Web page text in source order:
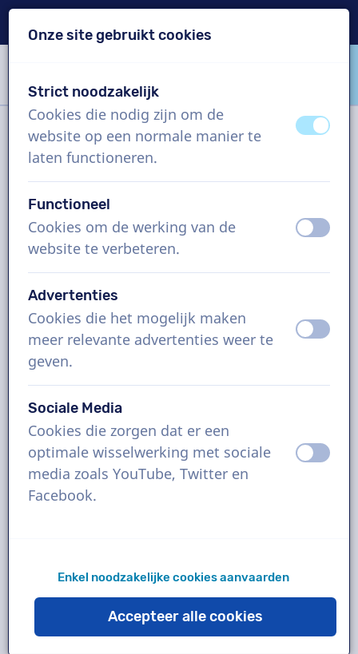
VoiceProductions
Filter
Project
Bulgaarse voice-overs, overige,
man en vrouw
enkele klikken of vraag een gratis demo aan.
De meeste voice-overs leveren binnen 24
uur of sneller. Zodra je bestelling geplaatst is
heb je rechtstreeks contact via de chatbox
met de stemacteur. Hulp nodig met casten?
Onze site gebruikt cookies
Strict noodzakelijk
Cookies die nodig zijn om de
website op een normale manier te
laten functioneren.
uitaan
Functioneel
Cookies om de werking van de
website te verbeteren.
uit aan
Advertenties
Cookies die het mogelijk maken
meer relevante advertenties weer te
geven.
uit aan
Sociale Media
Cookies die zorgen dat er een
optimale wisselwerking met sociale
media zoals YouTube, Twitter en
Facebook.
uit aan
Enkel noodzakelijke cookies aanvaarden
Accepteer alle cookies